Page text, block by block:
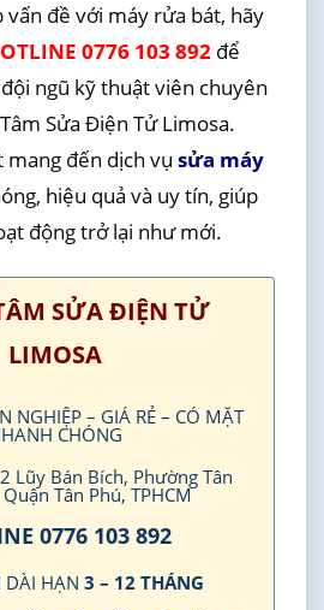
vấn đề với máy rửa bát, hãy
0776 103 892để
ngũ kỹ thuật viên chuyên
Sửa Điện Tử Limosa.
mang đến dịch vụ sửa máy
hiệu quả và uy tín, giúp
động trở lại như mới.
SỬA ĐIỆN TỬ
LIMOSA
NGHIỆP – GIÁ RẺ – CÓ MẶT
CHÓNG
Lũy Bán Bích, Phường Tân
Tân Phú, TPHCM
0776 103 892
DÀI HẠN 3 – 12 THÁNG